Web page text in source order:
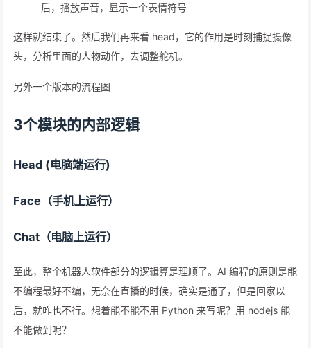
后，播放声音，显示一个表情符号
这样就结束了。然后我们再来看 head，它的作用是时刻捕捉摄像
头，分析里面的人物动作，去调整舵机。
另外一个版本的流程图
3个模块的内部逻辑
Head (电脑端运行)
Face（手机上运行）
Chat（电脑上运行）
至此，整个机器人软件部分的逻辑算是理顺了。AI 编程的原则是能
不编程最好不编，无奈在直播的时候，确实是通了，但是回家以
后，就咋也不行。想着能不能不用 Python 来写呢？用 nodejs 能
不能做到呢？